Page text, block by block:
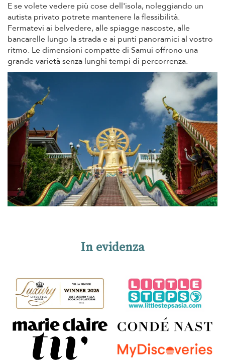
E se volete vedere più cose dell'isola, noleggiando un
autista privato potrete mantenere la flessibilità.
Fermatevi ai belvedere, alle spiagge nascoste, alle
bancarelle lungo la strada e ai punti panoramici al vostro
ritmo. Le dimensioni compatte di Samui offrono una
grande varietà senza lunghi tempi di percorrenza.
In evidenza